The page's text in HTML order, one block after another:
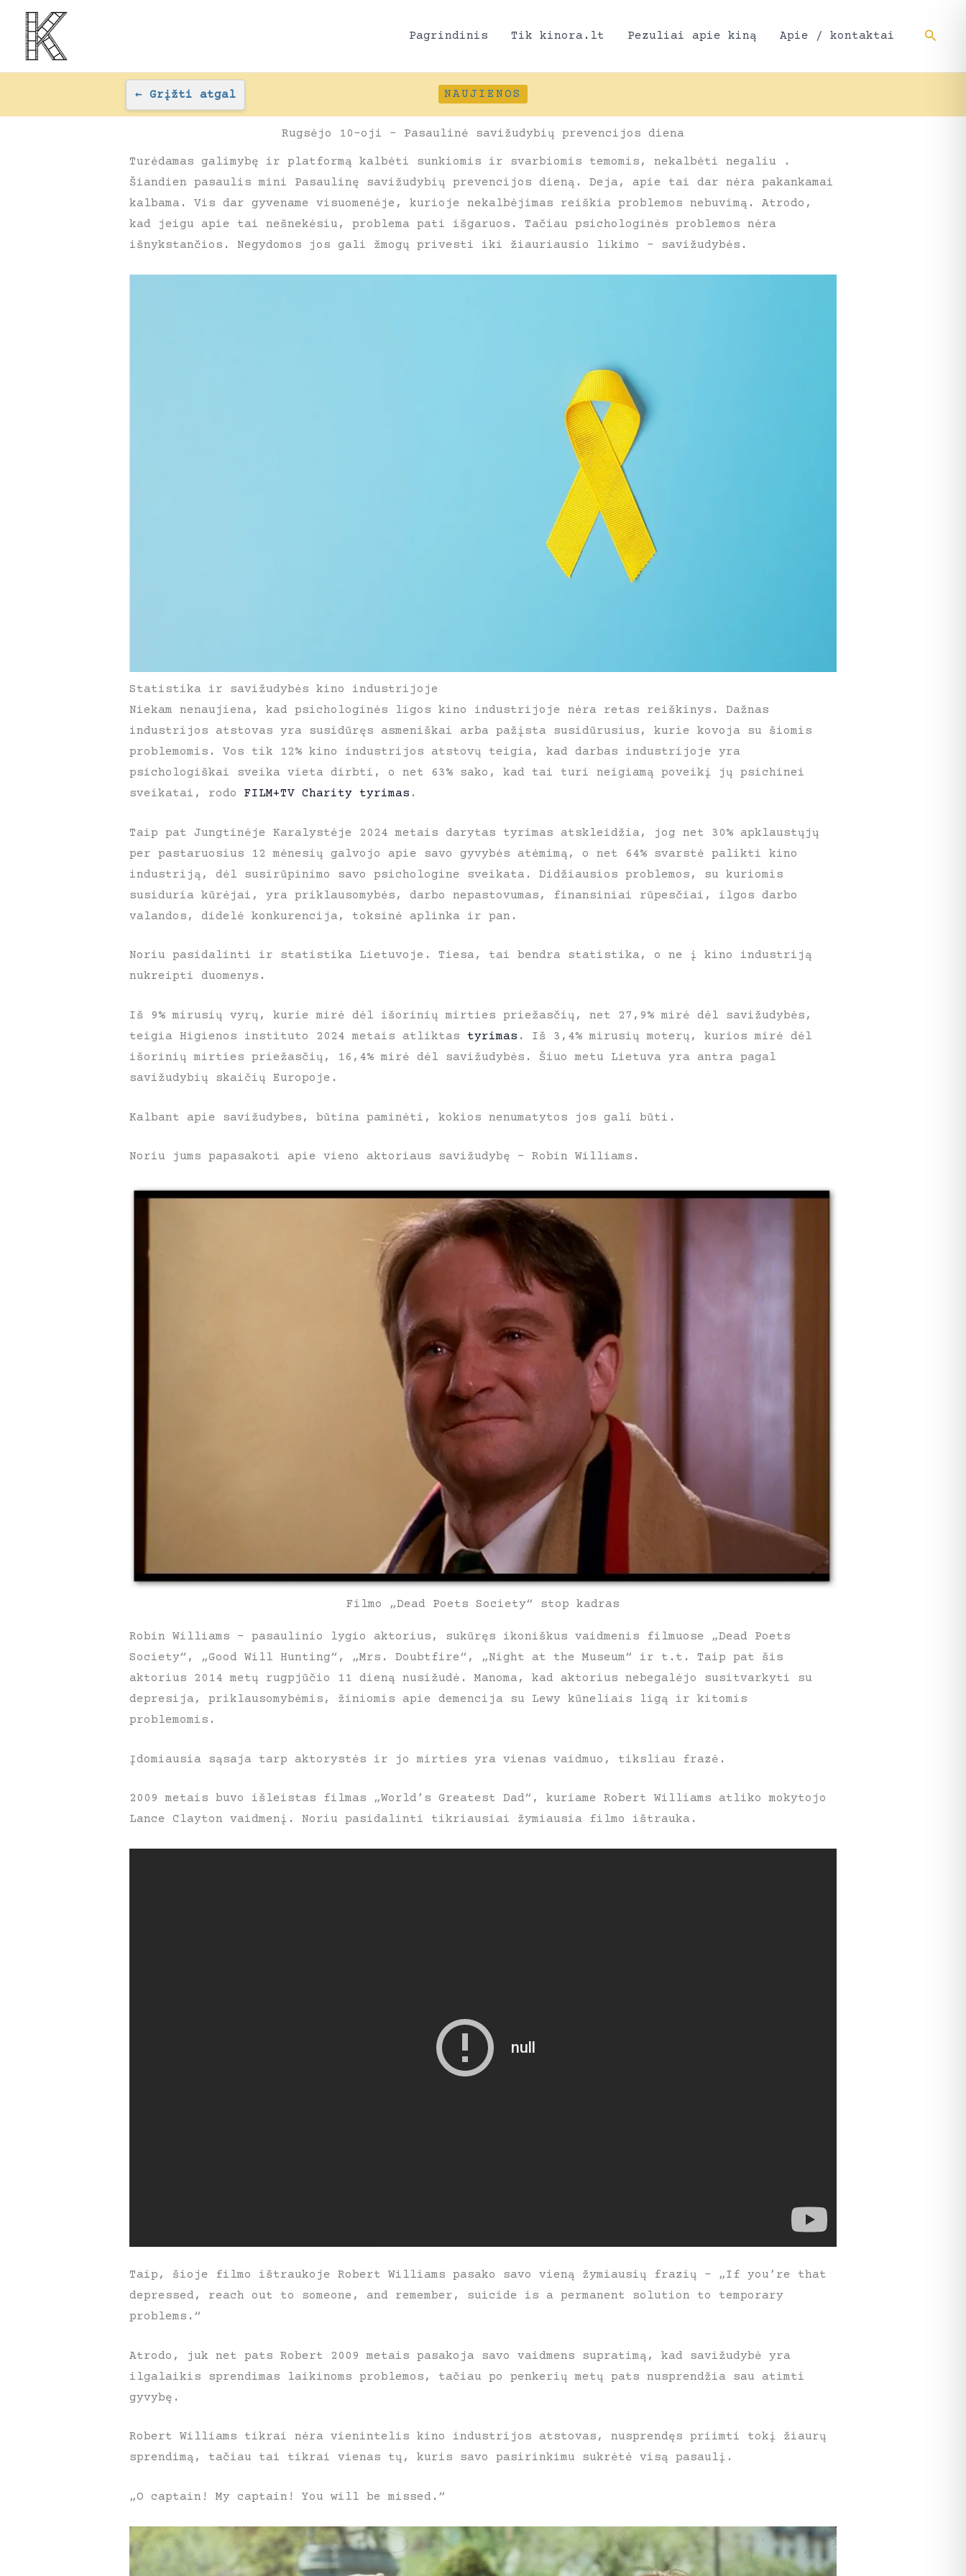
Pereiti
prie
turinio
Pagrindinis Tik kinora.lt Pezuliai apie kiną Apie / kontaktai
← Grįžti atgal NAUJIENOS
Rugsėjo 10-oji – Pasaulinė savižudybių prevencijos diena
Turėdamas galimybę ir platformą kalbėti sunkiomis ir svarbiomis temomis, nekalbėti negaliu .
Šiandien pasaulis mini Pasaulinę savižudybių prevencijos dieną. Deja, apie tai dar nėra pakankamai
kalbama. Vis dar gyvename visuomenėje, kurioje nekalbėjimas reiškia problemos nebuvimą. Atrodo,
kad jeigu apie tai nešnekėsiu, problema pati išgaruos. Tačiau psichologinės problemos nėra
išnykstančios. Negydomos jos gali žmogų privesti iki žiauriausio likimo – savižudybės.
Statistika ir savižudybės kino industrijoje
Niekam nenaujiena, kad psichologinės ligos kino industrijoje nėra retas reiškinys. Dažnas
industrijos atstovas yra susidūręs asmeniškai arba pažįsta susidūrusius, kurie kovoja su šiomis
problemomis. Vos tik 12% kino industrijos atstovų teigia, kad darbas industrijoje yra
psichologiškai sveika vieta dirbti, o net 63% sako, kad tai turi neigiamą poveikį jų psichinei
sveikatai, rodo FILM+TV Charity tyrimas .
Taip pat Jungtinėje Karalystėje 2024 metais darytas tyrimas atskleidžia, jog net 30% apklaustųjų
per pastaruosius 12 mėnesių galvojo apie savo gyvybės atėmimą, o net 64% svarstė palikti kino
industriją, dėl susirūpinimo savo psichologine sveikata. Didžiausios problemos, su kuriomis
susiduria kūrėjai, yra priklausomybės, darbo nepastovumas, finansiniai rūpesčiai, ilgos darbo
valandos, didelė konkurencija, toksinė aplinka ir pan.
Noriu pasidalinti ir statistika Lietuvoje. Tiesa, tai bendra statistika, o ne į kino industriją
nukreipti duomenys.
Iš 9% mirusių vyrų, kurie mirė dėl išorinių mirties priežasčių, net 27,9% mirė dėl savižudybės,
teigia Higienos instituto 2024 metais atliktas tyrimas . Iš 3,4% mirusių moterų, kurios mirė dėl
išorinių mirties priežasčių, 16,4% mirė dėl savižudybės. Šiuo metu Lietuva yra antra pagal
savižudybių skaičių Europoje.
Kalbant apie savižudybes, būtina paminėti, kokios nenumatytos jos gali būti.
Noriu jums papasakoti apie vieno aktoriaus savižudybę – Robin Williams.
Filmo „Dead Poets Society“ stop kadras
Robin Williams – pasaulinio lygio aktorius, sukūręs ikoniškus vaidmenis filmuose „Dead Poets
Society“, „Good Will Hunting“, „Mrs. Doubtfire“, „Night at the Museum“ ir t.t. Taip pat šis
aktorius 2014 metų rugpjūčio 11 dieną nusižudė. Manoma, kad aktorius nebegalėjo susitvarkyti su
depresija, priklausomybėmis, žiniomis apie demencija su Lewy kūneliais ligą ir kitomis
problemomis.
Įdomiausia sąsaja tarp aktorystės ir jo mirties yra vienas vaidmuo, tiksliau frazė.
2009 metais buvo išleistas filmas „World’s Greatest Dad“, kuriame Robert Williams atliko mokytojo
Lance Clayton vaidmenį. Noriu pasidalinti tikriausiai žymiausia filmo ištrauka.
Taip, šioje filmo ištraukoje Robert Williams pasako savo vieną žymiausių frazių – „If you’re that
depressed, reach out to someone, and remember, suicide is a permanent solution to temporary
problems.“
Atrodo, juk net pats Robert 2009 metais pasakoja savo vaidmens supratimą, kad savižudybė yra
ilgalaikis sprendimas laikinoms problemos, tačiau po penkerių metų pats nusprendžia sau atimti
gyvybę.
Robert Williams tikrai nėra vienintelis kino industrijos atstovas, nusprendęs priimti tokį žiaurų
sprendimą, tačiau tai tikrai vienas tų, kuris savo pasirinkimu sukrėtė visą pasaulį.
„O captain! My captain! You will be missed.“